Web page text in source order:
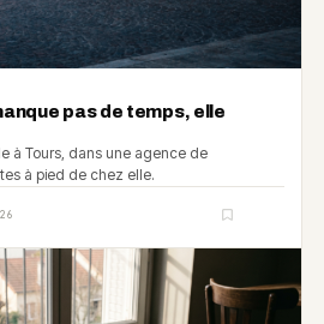
pas de temps, elle
à Tours, dans une agence de
à pied de chez elle.